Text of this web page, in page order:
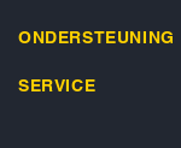
ONDERSTEUNING
SERVICE